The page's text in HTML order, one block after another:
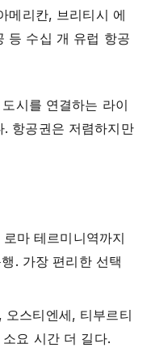
메리칸, 브리티시 에
등 수십 개 유럽 항공
시를 연결하는 라이
항공권은 저렴하지만
마 테르미니역까지
. 가장 편리한 선택
오스티엔세, 티부르티
요 시간 더 길다.